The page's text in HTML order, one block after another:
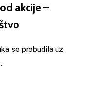
akcije –
se probudila uz